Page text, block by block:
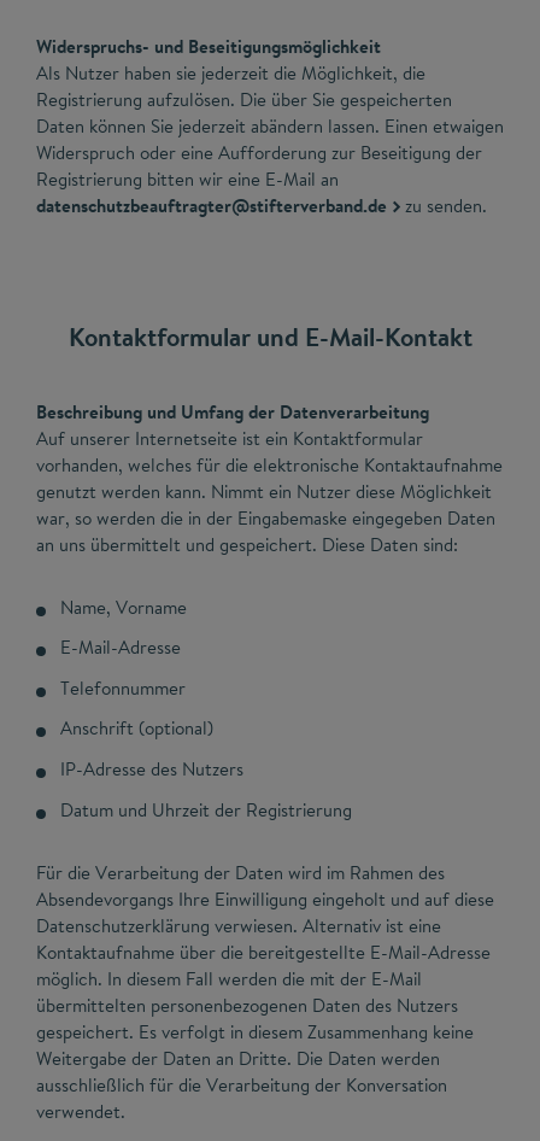
Widerspruchs- und Beseitigungsmöglichkeit
Als Nutzer haben sie jederzeit die Möglichkeit, die
Registrierung aufzulösen. Die über Sie gespeicherten
Daten können Sie jederzeit abändern lassen. Einen etwaigen
Widerspruch oder eine Aufforderung zur Beseitigung der
Registrierung bitten wir eine E-Mail an
datenschutzbeauftragter@stifterverband.de
zu senden.
Kontaktformular und E-Mail-Kontakt
Beschreibung und Umfang der Datenverarbeitung
Auf unserer Internetseite ist ein Kontaktformular
vorhanden, welches für die elektronische Kontaktaufnahme
genutzt werden kann. Nimmt ein Nutzer diese Möglichkeit
war, so werden die in der Eingabemaske eingegeben Daten
an uns übermittelt und gespeichert. Diese Daten sind:
Name, Vorname
E-Mail-Adresse
Telefonnummer
Anschrift (optional)
IP-Adresse des Nutzers
Datum und Uhrzeit der Registrierung
Für die Verarbeitung der Daten wird im Rahmen des
Absendevorgangs Ihre Einwilligung eingeholt und auf diese
Datenschutzerklärung verwiesen. Alternativ ist eine
Kontaktaufnahme über die bereitgestellte E-Mail-Adresse
möglich. In diesem Fall werden die mit der E-Mail
übermittelten personenbezogenen Daten des Nutzers
gespeichert. Es verfolgt in diesem Zusammenhang keine
Weitergabe der Daten an Dritte. Die Daten werden
ausschließlich für die Verarbeitung der Konversation
verwendet.